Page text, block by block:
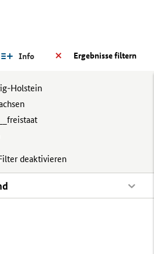
Ergebnisse filtern
Info
Holstein
deaktivieren